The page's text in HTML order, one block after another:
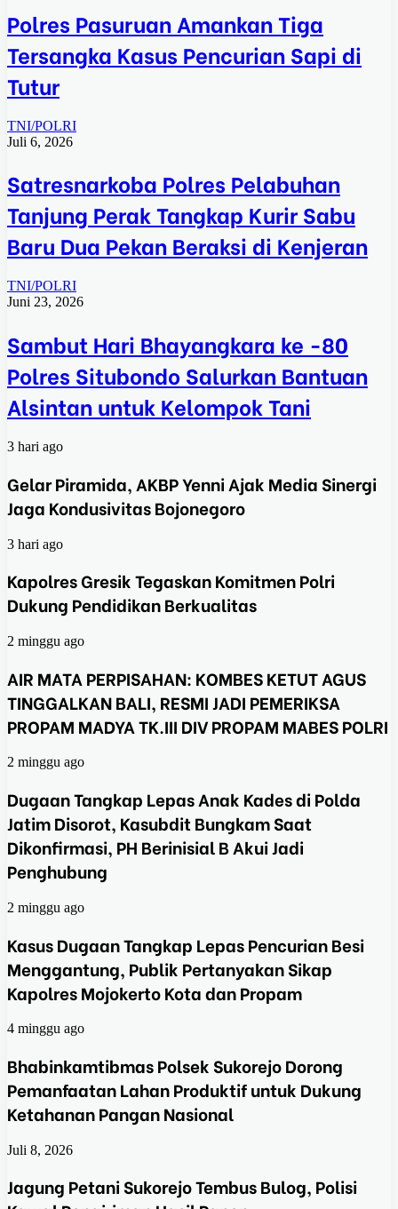
Polres Pasuruan Amankan Tiga
Tersangka Kasus Pencurian Sapi di
Tutur
TNI/POLRI
Juli 6, 2026
Satresnarkoba Polres Pelabuhan
Tanjung Perak Tangkap Kurir Sabu
Baru Dua Pekan Beraksi di Kenjeran
TNI/POLRI
Juni 23, 2026
Sambut Hari Bhayangkara ke -80
Polres Situbondo Salurkan Bantuan
Alsintan untuk Kelompok Tani
3 hari ago
Gelar Piramida, AKBP Yenni Ajak Media Sinergi
Jaga Kondusivitas Bojonegoro
3 hari ago
Kapolres Gresik Tegaskan Komitmen Polri
Dukung Pendidikan Berkualitas
2 minggu ago
AIR MATA PERPISAHAN: KOMBES KETUT AGUS
TINGGALKAN BALI, RESMI JADI PEMERIKSA
PROPAM MADYA TK.III DIV PROPAM MABES POLRI
2 minggu ago
Dugaan Tangkap Lepas Anak Kades di Polda
Jatim Disorot, Kasubdit Bungkam Saat
Dikonfirmasi, PH Berinisial B Akui Jadi
Penghubung
2 minggu ago
Kasus Dugaan Tangkap Lepas Pencurian Besi
Menggantung, Publik Pertanyakan Sikap
Kapolres Mojokerto Kota dan Propam
4 minggu ago
Bhabinkamtibmas Polsek Sukorejo Dorong
Pemanfaatan Lahan Produktif untuk Dukung
Ketahanan Pangan Nasional
Juli 8, 2026
Jagung Petani Sukorejo Tembus Bulog, Polisi